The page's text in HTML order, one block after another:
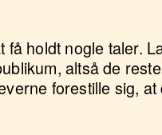
få holdt nogle taler.
altså de
forestille sig,